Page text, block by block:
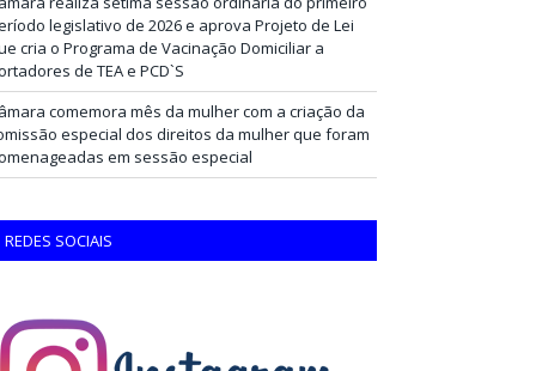
legislativo de 2026 e aprova Projeto de Lei
cria o Programa de Vacinação Domiciliar a
de TEA e PCD`S
comemora mês da mulher com a criação da
especial dos direitos da mulher que foram
em sessão especial
REDES SOCIAIS